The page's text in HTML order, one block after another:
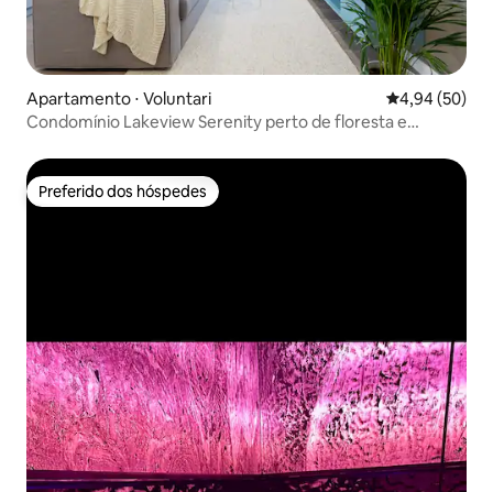
Apartamento ⋅ Voluntari 4,94 de uma
4,94 (50)
Condomínio Lakeview Serenity perto de floresta e
Preferido dos hóspedes
Preferido dos hóspedes